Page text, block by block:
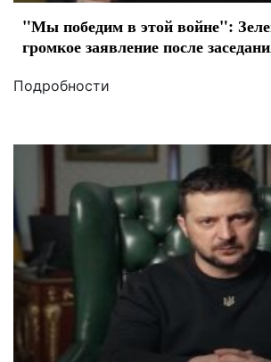
"Мы победим в этой войне":
громкое заявление после
Подробности